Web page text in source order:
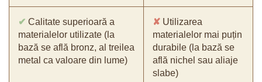
✔ Calitate superioară a
materialelor utilizate (la
bază se află bronz, al treilea
metal ca valoare din lume)
✘ Utilizarea
materialelor mai puțin
durabile (la bază se
află nichel sau aliaje
slabe)